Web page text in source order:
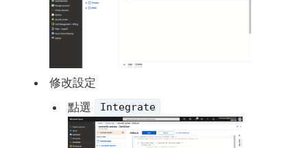
修改設定
點選
Integrate